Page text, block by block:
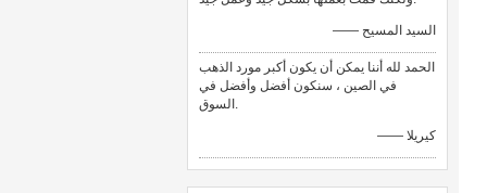
—— السيد المسيح
الحمد لله أننا يمكن أن يكون أكبر مورد الذهب
في الصين ، سنكون أفضل وأفضل في
السوق.
—— كيريلا